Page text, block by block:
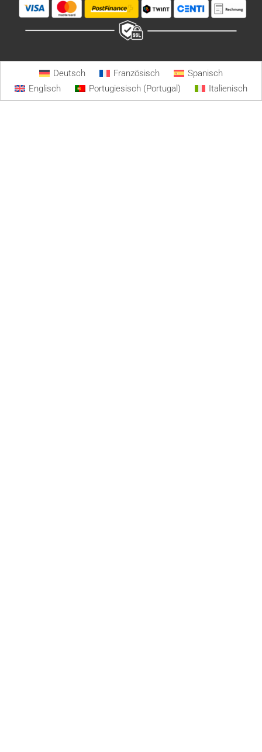
Deutsch Französisch
Spanisch
Englisch
Portugiesisch (Portugal) Italienisch